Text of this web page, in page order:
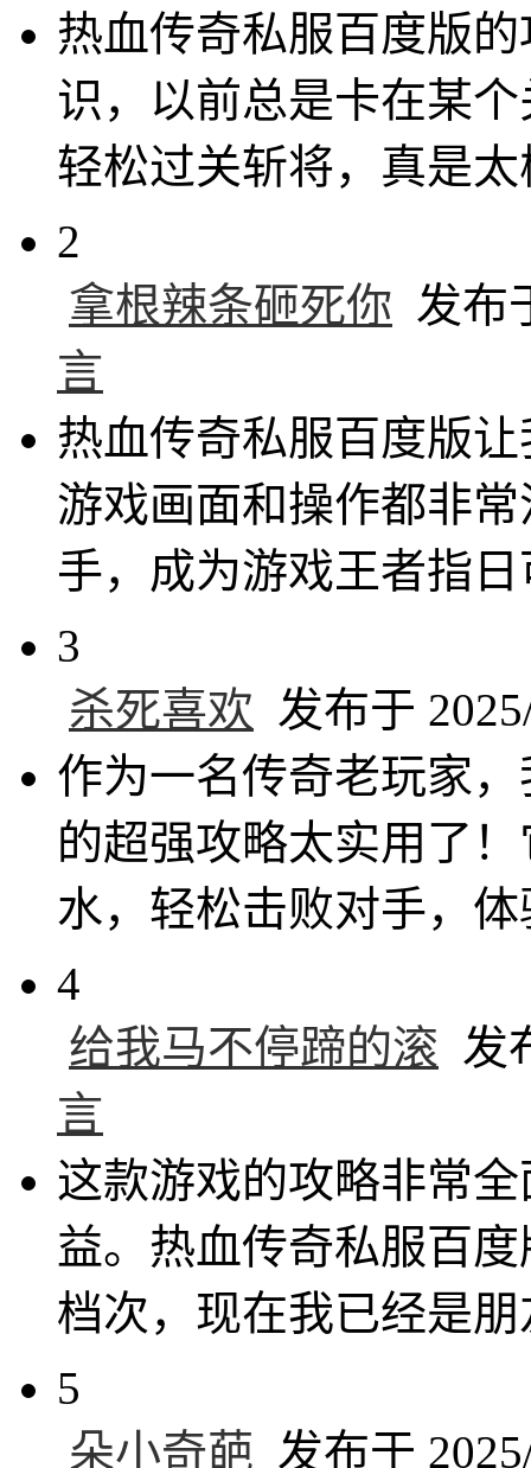
热血传奇私服百度版
识，以前总是卡在某
轻松过关斩将，真是
2
拿根辣条砸死你 发布
言
热血传奇私服百度版
游戏画面和操作都非
手，成为游戏王者指
3
杀死喜欢 发布于
作为一名传奇老玩家
的超强攻略太实用了
水，轻松击败对手，
4
给我马不停蹄的滚 发
言
这款游戏的攻略非常
益。热血传奇私服百
档次，现在我已经是
5
朵小奇葩 发布于